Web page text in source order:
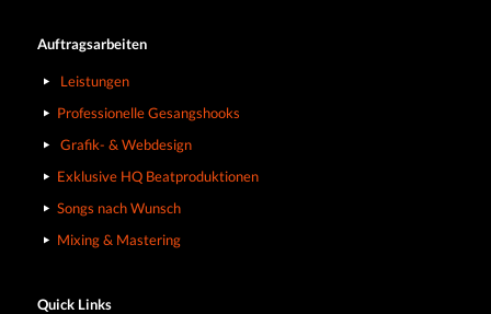
Auftragsarbeiten
Leistungen
Professionelle Gesangshooks
Grafik- & Webdesign
Exklusive HQ Beatproduktionen
Songs nach Wunsch
Mixing & Mastering
Quick Links